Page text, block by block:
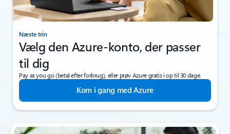
Næste trin
Vælg den Azure-konto, der passer
til dig
Pay as you go (betal efter forbrug), eller prøv Azure gratis i op til 30 dage.
Kom i gang med Azure